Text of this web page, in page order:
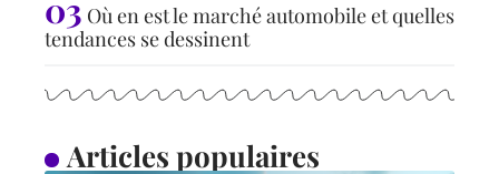
Où en est le marché automobile et quelles
tendances se dessinent
Articles populaires